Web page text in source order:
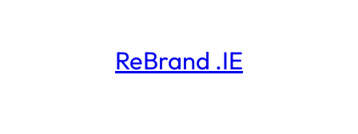
ReBrand .IE